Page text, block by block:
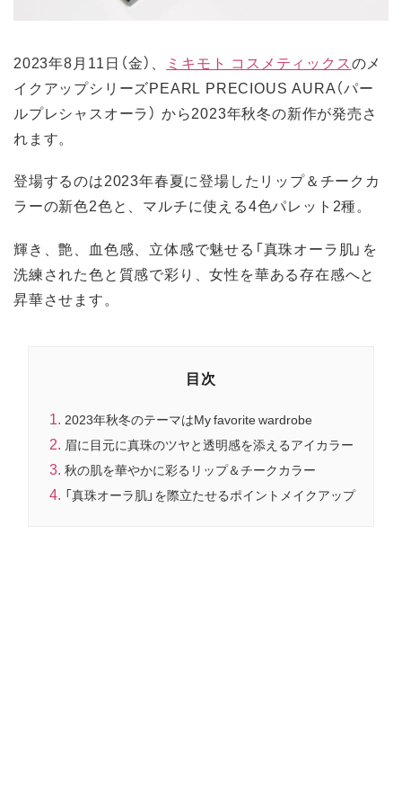
2023年8月11日（金）、 ミキモト コスメティックスのメ
イクアップシリーズPEARL PRECIOUS AURA（パー
ルプレシャスオーラ） から2023年秋冬の新作が発売さ
れます。
登場するのは2023年春夏に登場したリップ＆チークカ
ラーの新色2色と、マルチに使える4色パレット2種。
輝き、艶、血色感、立体感で魅せる「真珠オーラ肌」を
洗練された色と質感で彩り、女性を華ある存在感へと
昇華させます。
目次
2023年秋冬のテーマはMy favorite wardrobe
眉に目元に真珠のツヤと透明感を添えるアイカラー
秋の肌を華やかに彩るリップ＆チークカラー
「真珠オーラ肌」を際立たせるポイントメイクアップ